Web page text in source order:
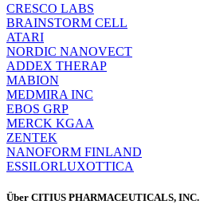
CRESCO LABS
BRAINSTORM CELL
ATARI
NORDIC NANOVECT
ADDEX THERAP
MABION
MEDMIRA INC
EBOS GRP
MERCK KGAA
ZENTEK
NANOFORM FINLAND
ESSILORLUXOTTICA
Über CITIUS PHARMACEUTICALS, INC.